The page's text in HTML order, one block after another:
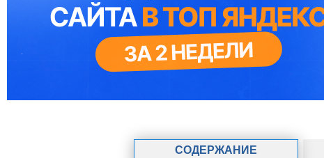
СОДЕРЖАНИЕ